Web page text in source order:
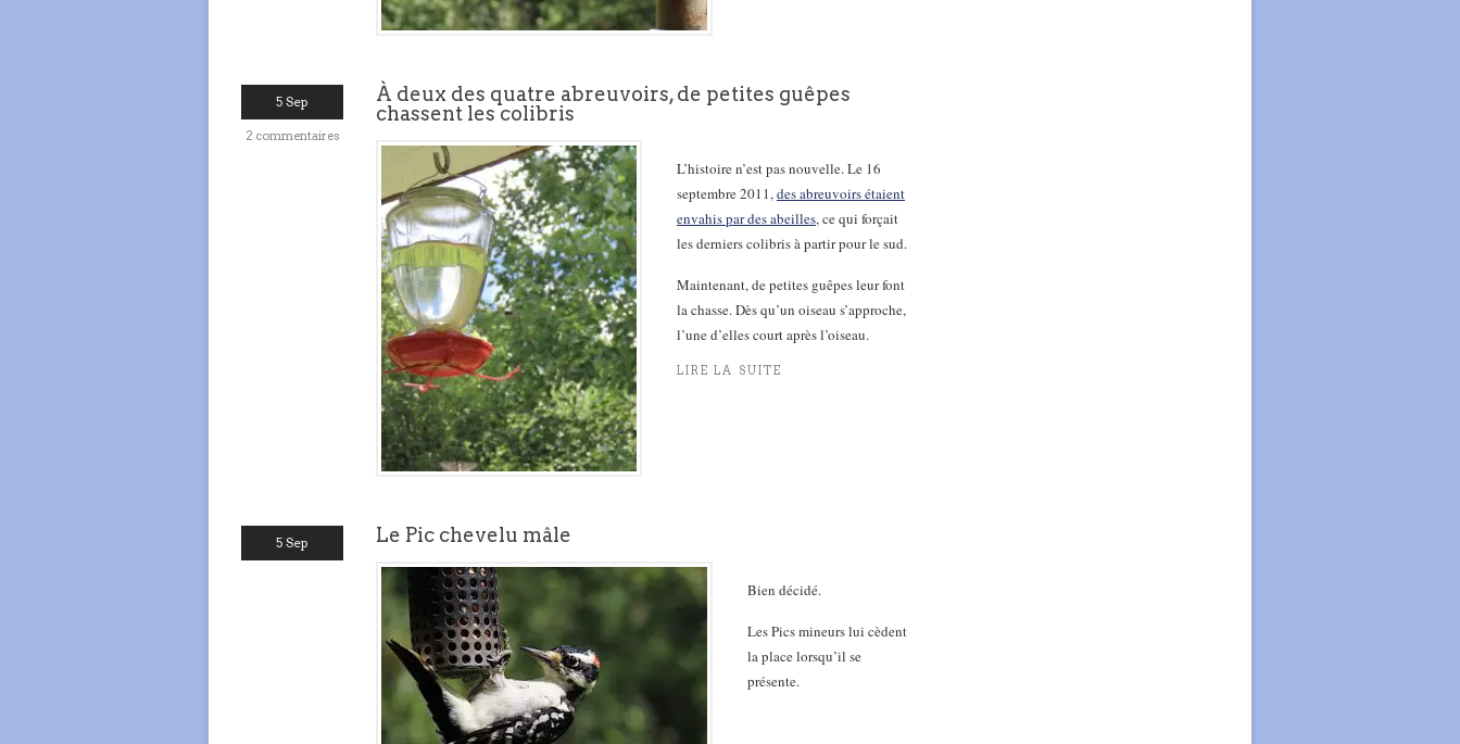
5 Sep
2 commentaires
À deux des quatre abreuvoirs, de petites guêpes
chassent les colibris
L’histoire n’est pas nouvelle. Le 16
septembre 2011,des abreuvoirs étaient
envahis par des abeilles, ce qui forçait
les derniers colibris à partir pour le sud.
Maintenant, de petites guêpes leur font
la chasse. Dès qu’un oiseau s’approche,
l’une d’elles court après l’oiseau.
LIRE LA SUITE
5 Sep Le Pic chevelu mâle
Bien décidé.
Les Pics mineurs lui cèdent
la place lorsqu’il se
présente.